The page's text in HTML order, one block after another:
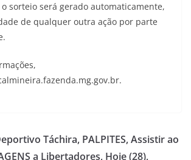
sorteio será gerado automaticamente,
de qualquer outra ação por parte
Táchira, PALPITES, Assistir ao
a Libertadores, Hoje (28),